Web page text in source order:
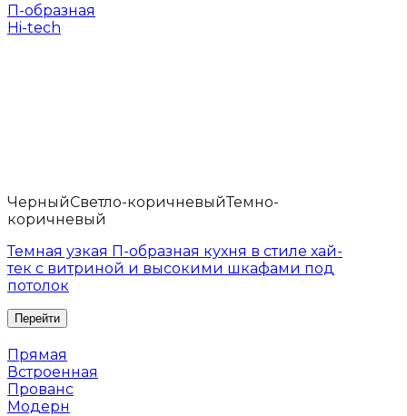
П-образная
Hi-tech
ЧерныйСветло-коричневыйТемно-
коричневый
Темная узкая П-образная кухня в стиле хай-
тек с витриной и высокими шкафами под
потолок
Прямая
Встроенная
Прованс
Модерн